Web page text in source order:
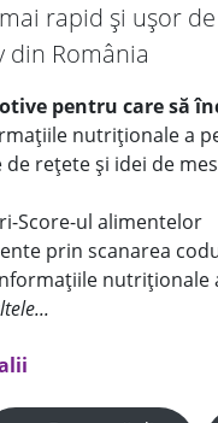
mai rapid și ușor
din România
pentru care să
nutriționale a
de rețete și idei de
Score-ul alimentelor
prin scanarea
nutriționale